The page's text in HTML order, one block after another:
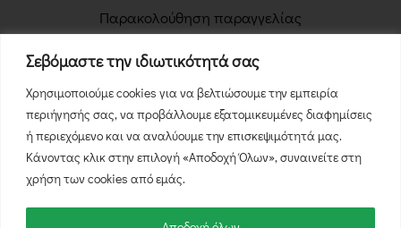
Σεβόμαστε την ιδιωτικότητά σας
Χρησιμοποιούμε cookies για να βελτιώσουμε την εμπειρία
περιήγησής σας, να προβάλλουμε εξατομικευμένες διαφημίσεις
ή περιεχόμενο και να αναλύουμε την επισκεψιμότητά μας.
Κάνοντας κλικ στην επιλογή «Αποδοχή Όλων», συναινείτε στη
χρήση των cookies από εμάς.
Παρακολούθηση παραγγελίας
Όροι χρήσης
Πολιτική επιστροφών
Φόρμα Υπαναχώρησης